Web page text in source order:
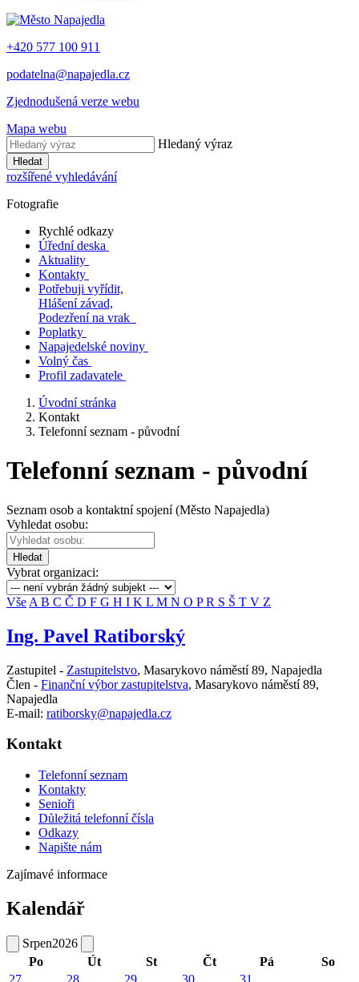
+420 577 100 911
podatelna@napajedla.cz
Zjednodušená verze webu
Mapa webu
Hledaný výraz
Hledat
rozšířené vyhledávání
Fotografie
Rychlé odkazy
Úřední deska
Aktuality
Kontakty
Potřebuji vyřídit,
Hlášení závad,
Podezření na vrak
Poplatky
Napajedelské noviny
Volný čas
Profil zadavatele
Úvodní stránka
Kontakt
Telefonní seznam - původní
Telefonní seznam - původní
Seznam osob a kontaktní spojení (Město Napajedla)
Vyhledat osobu:
Hledat
Vybrat organizaci:
Vše A B C Č D F G H I K L M N O PR S Š T V Z
Ing. Pavel Ratiborský
Zastupitel - Zastupitelstvo, Masarykovo náměstí 89, Napajedla
Člen - Finanční výbor zastupitelstva, Masarykovo náměstí 89,
Napajedla
E-mail: ratiborsky@napajedla.cz
Kontakt
Telefonní seznam
Kontakty
Senioři
Důležitá telefonní čísla
Odkazy
Napište nám
Zajímavé informace
Kalendář
Srpen2026
Po
Út St Čt Pá
So
27
28 29 30 31